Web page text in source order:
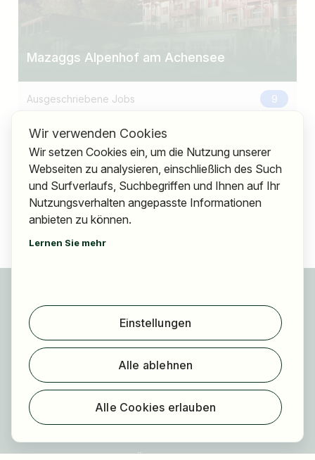
Mazaggs Alpenhof am Achensee
Ausgeschriebene Jobs 9
Österreich,Tirol
Jobs finden
Arbeitgeber finden
Registrierung
Für Arbeitgeber
Über uns
Wir verwenden Cookies
Wir setzen Cookies ein, um die Nutzung unserer
Webseiten zu analysieren, einschließlich des Such
und Surfverlaufs, Suchbegriffen und Ihnen auf Ihr
Nutzungsverhalten angepasste Informationen
anbieten zu können.
Lernen Sie mehr
Einstellungen
Alle ablehnen
Alle Cookies erlauben